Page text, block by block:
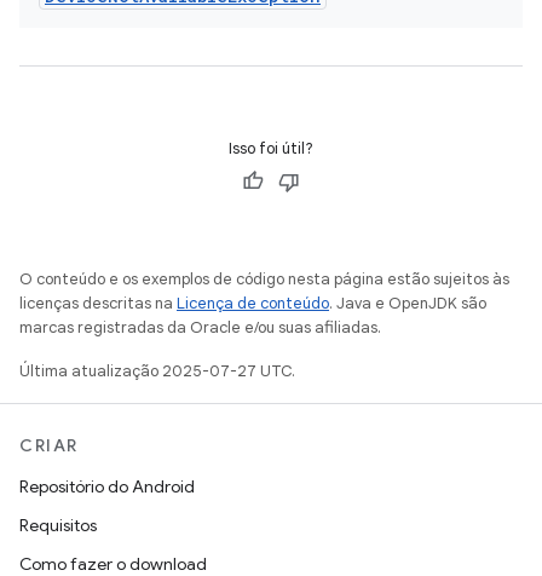
Isso foi útil?
O conteúdo e os exemplos de código nesta página estão sujeitos às
licenças descritas na Licença de conteúdo. Java e OpenJDK são
marcas registradas da Oracle e/ou suas afiliadas.
Última atualização 2025-07-27 UTC.
CRIAR
Repositório do Android
Requisitos
Como fazer o download